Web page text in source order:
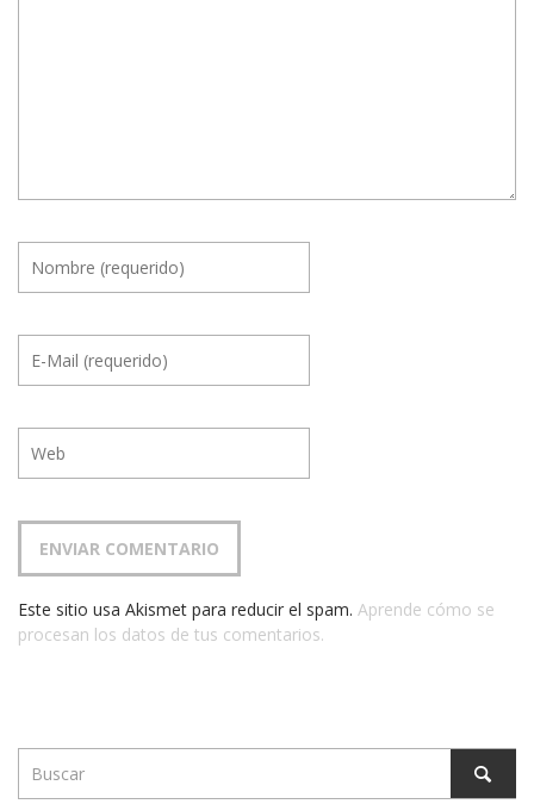
Este sitio usa Akismet para reducir el spam. Aprende cómo se
procesan los datos de tus comentarios.